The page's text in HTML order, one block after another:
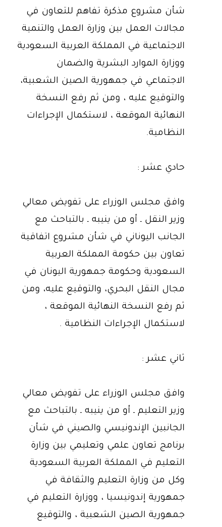
شأن مشروع مذكرة تفاهم للتعاون في
مجالات العمل بين وزارة العمل والتنمية
الاجتماعية في المملكة العربية السعودية
ووزارة الموارد البشرية والضمان
الاجتماعي في جمهورية الصين الشعبية،
والتوقيع عليه ، ومن ثم رفع النسخة
النهائية الموقعة ، لاستكمال الإجراءات
النظامية.
حادي عشر :
وافق مجلس الوزراء على تفويض معالي
وزير النقل ـ أو من ينيبه ـ بالتباحث مع
الجانب اليوناني في شأن مشروع اتفاقية
تعاون بين حكومة المملكة العربية
السعودية وحكومة جمهورية اليونان في
مجال النقل البحري، والتوقيع عليه، ومن
ثم رفع النسخة النهائية الموقعة ،
لاستكمال الإجراءات النظامية .
ثاني عشر :
وافق مجلس الوزراء على تفويض معالي
وزير التعليم ـ أو من ينيبه ـ بالتباحث مع
الجانبين الإندونيسي والصيني في شأن
برنامج تعاون علمي وتعليمي بين وزارة
التعليم في المملكة العربية السعودية
وكل من وزارة التعليم والثقافة في
جمهورية إندونيسيا ، ووزارة التعليم في
جمهورية الصين الشعبية ، والتوقيع